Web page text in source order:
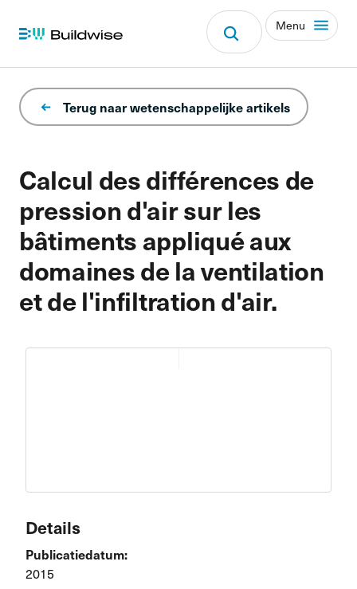
Menu
Calcul des différences de
pression d'air sur les
bâtiments appliqué aux
domaines de la ventilation
et de l'infiltration d'air.
Terug naar wetenschappelijke artikels
Details
Publicatiedatum:
2015